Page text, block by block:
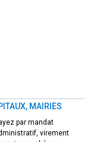
MAIRIES
par mandat
virement